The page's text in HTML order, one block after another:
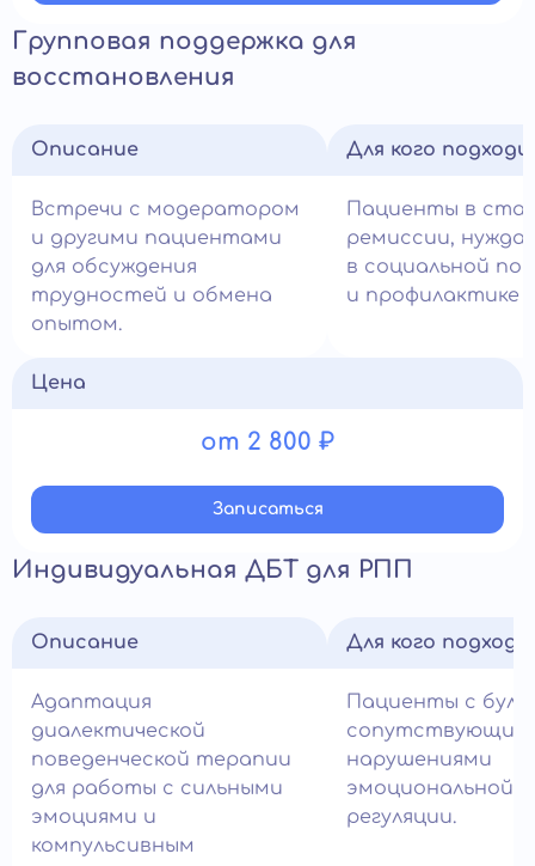
Групповая поддержка для
восстановления
Описание
Встречи с модератором
и другими пациентами
для обсуждения
трудностей и обмена
опытом.
Для кого
Пациенты в
ремиссии,
в социальной
и профилактике
Цена
от 2 800 ₽
Записатьcя
Индивидуальная ДБТ для РПП
Описание
Адаптация
диалектической
поведенческой терапии
для работы с сильными
эмоциями и
компульсивным
Для кого
Пациенты с
нарушениями
эмоциональной
регуляции.